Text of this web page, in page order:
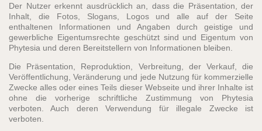
Der Nutzer erkennt ausdrücklich an, dass die Präsentation, der
Inhalt, die Fotos, Slogans, Logos und alle auf der Seite
enthaltenen Informationen und Angaben durch geistige und
gewerbliche Eigentumsrechte geschützt sind und Eigentum von
Phytesia und deren Bereitstellern von Informationen bleiben.
Die Präsentation, Reproduktion, Verbreitung, der Verkauf, die
Veröffentlichung, Veränderung und jede Nutzung für kommerzielle
Zwecke alles oder eines Teils dieser Webseite und ihrer Inhalte ist
ohne die vorherige schriftliche Zustimmung von Phytesia
verboten. Auch deren Verwendung für illegale Zwecke ist
verboten.